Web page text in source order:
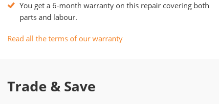
You get a 6-month warranty on this repair covering both
parts and labour.
Read all the terms of our warranty
Trade & Save